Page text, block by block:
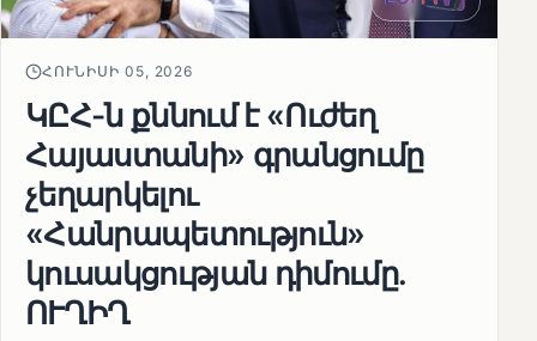
ՀՈՒՆԻՍԻ 05, 2026
ԿԸՀ-ն քննում է «Ուժեղ
Հայաստանի» գրանցումը
չեղարկելու
«Հանրապետություն»
կուսակցության դիմումը.
ՈՒՂԻՂ